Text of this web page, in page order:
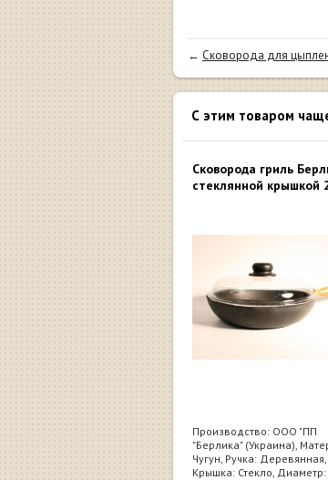
← Сковорода для
С этим товаром
Сковорода гриль
стеклянной крышкой
Производство: ООО "ПП
"Берлика" (Украина),
Чугун, Ручка: Деревянная,
Крышка: Стекло,